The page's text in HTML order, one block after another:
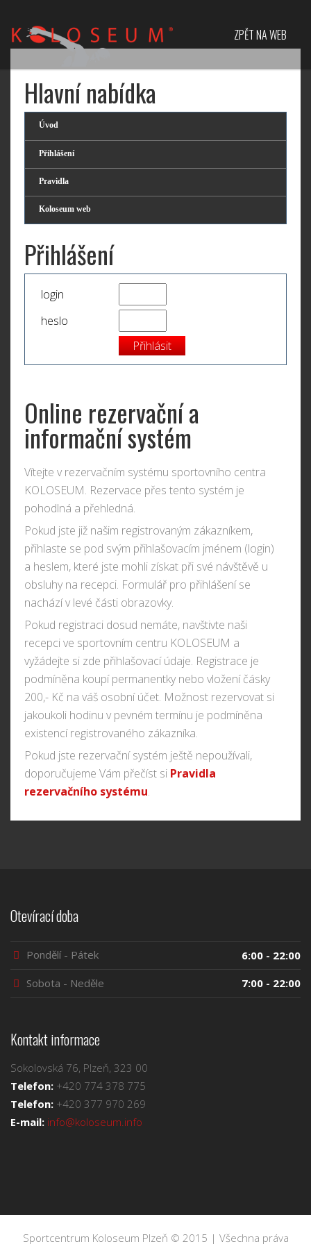
ZPĚT NA WEB
Hlavní nabídka
Úvod
Přihlášení
Pravidla
Koloseum web
Přihlášení
login
heslo
Online rezervační a
informační systém
Vítejte v rezervačním systému sportovního centra
KOLOSEUM. Rezervace přes tento systém je
pohodlná a přehledná.
Pokud jste již našim registrovaným zákazníkem,
přihlaste se pod svým přihlašovacím jménem (login)
a heslem, které jste mohli získat při své návštěvě u
obsluhy na recepci. Formulář pro přihlášení se
nachází v levé části obrazovky.
Pokud registraci dosud nemáte, navštivte naši
recepci ve sportovním centru KOLOSEUM a
vyžádejte si zde přihlašovací údaje. Registrace je
podmíněna koupí permanentky nebo vložení čásky
200,- Kč na váš osobní účet. Možnost rezervovat si
jakoukoli hodinu v pevném termínu je podmíněna
existencí registrovaného zákazníka.
Pokud jste rezervační systém ještě nepoužívali,
doporučujeme Vám přečíst si Pravidla
rezervačního systému.
Otevírací doba
Pondělí - Pátek
6:00 - 22:00
Sobota - Neděle
7:00 - 22:00
Kontakt informace
Sokolovská 76, Plzeň, 323 00
Telefon: +420 774 378 775
Telefon: +420 377 970 269
E-mail: info@koloseum.info
Sportcentrum Koloseum Plzeň © 2015 | Všechna práva